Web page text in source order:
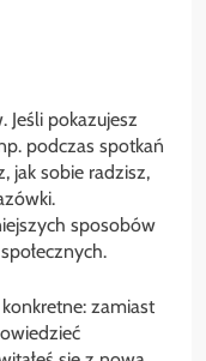
Jeśli pokazujesz
podczas spotkań
jak sobie radzisz,
sposobów
zamiast